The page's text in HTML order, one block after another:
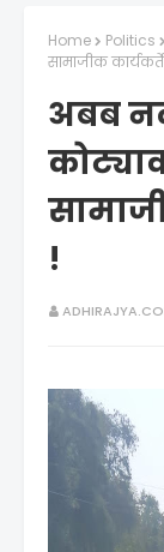
Home Politics
सामाजीक
अबब
!